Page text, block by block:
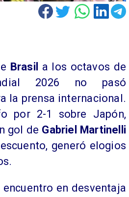
Brasil a los octavos de
2026 no pasó
la prensa internacional.
por 2-1 sobre Japón,
gol de Gabriel Martinelli
generó elogios
en desventaja